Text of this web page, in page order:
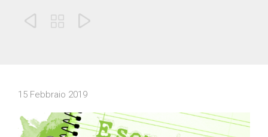
  
15 Febbraio 2019